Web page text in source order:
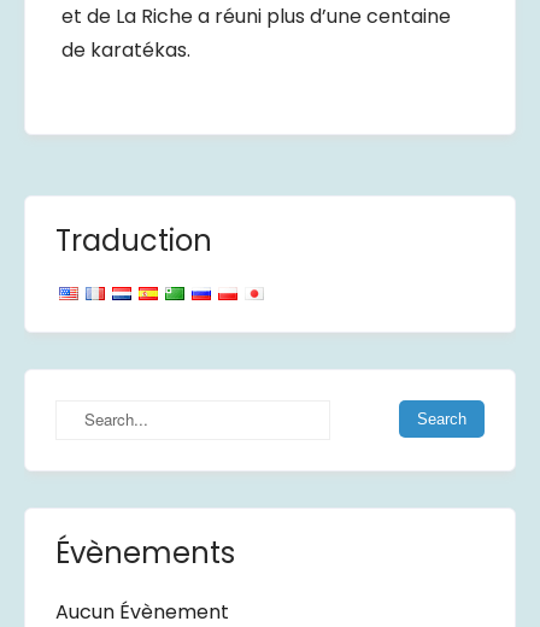
et de La Riche a réuni plus d’une centaine
de karatékas.
Traduction
Évènements
Aucun Évènement